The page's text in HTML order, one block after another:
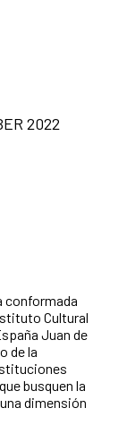
conformada
Cultural
Juan de
de la
busquen la
dimensión
2022